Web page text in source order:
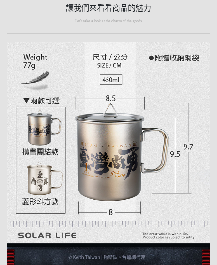
讓我們來看看商品的魅力
Let's take a look at the charm of the goods